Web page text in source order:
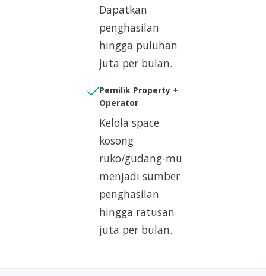
Dapatkan
penghasilan
hingga puluhan
juta per bulan.
Pemilik Property +
Operator
Kelola space
kosong
ruko/gudang-mu
menjadi sumber
penghasilan
hingga ratusan
juta per bulan.